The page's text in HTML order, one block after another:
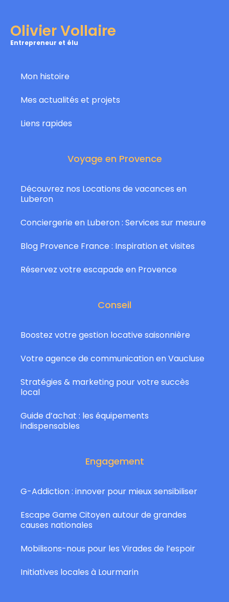
Olivier Vollaire
Entrepreneur et élu
Mon histoire
Mes actualités et projets
Liens rapides
Voyage en Provence
Découvrez nos Locations de vacances en
Luberon
Conciergerie en Luberon : Services sur mesure
Blog Provence France : Inspiration et visites
Réservez votre escapade en Provence
Conseil
Boostez votre gestion locative saisonnière
Votre agence de communication en Vaucluse
Stratégies & marketing pour votre succès
local
Guide d’achat : les équipements
indispensables
Engagement
G-Addiction : innover pour mieux sensibiliser
Escape Game Citoyen autour de grandes
causes nationales
Mobilisons-nous pour les Virades de l’espoir
Initiatives locales à Lourmarin